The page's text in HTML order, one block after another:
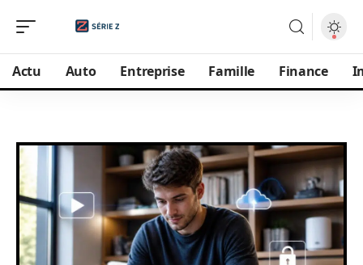
Actu Auto Entreprise Famille Finance